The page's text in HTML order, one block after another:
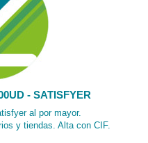
- SATISFYER
al por mayor.
y tiendas. Alta con CIF.